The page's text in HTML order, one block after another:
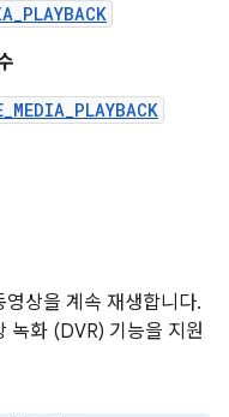
상을 계속 재생합니다.
녹화 (DVR) 기능을 지원